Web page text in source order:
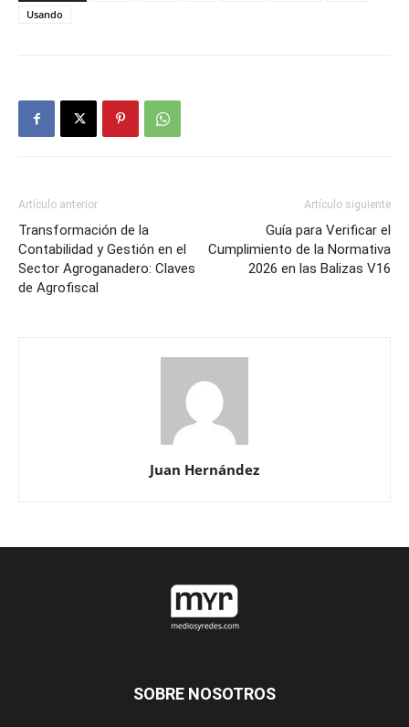
Usando
Artículo anterior
Transformación de la
Contabilidad y Gestión en el
Sector Agroganadero: Claves
de Agrofiscal
Artículo siguiente
Guía para Verificar el
Cumplimiento de la Normativa
2026 en las Balizas V16
Juan Hernández
SOBRE NOSOTROS